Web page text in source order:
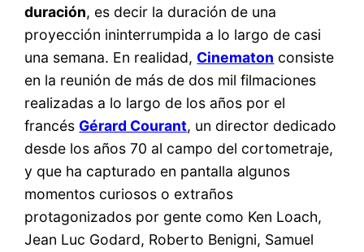
duración, es decir la duración de una
proyección ininterrumpida a lo largo de casi
una semana. En realidad, Cinematon consiste
en la reunión de más de dos mil filmaciones
realizadas a lo largo de los años por el
francés Gérard Courant, un director dedicado
desde los años 70 al campo del cortometraje,
y que ha capturado en pantalla algunos
momentos curiosos o extraños
protagonizados por gente como Ken Loach,
Jean Luc Godard, Roberto Benigni, Samuel